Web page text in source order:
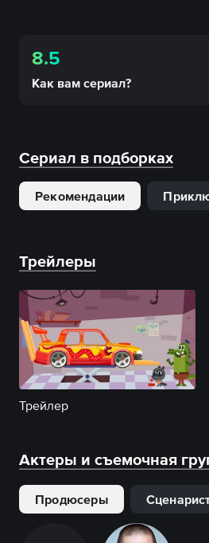
8.5
Как вам сериал?
Сериал в подборках
Рекомендации
Трейлеры
Трейлер
Актеры и съемочная
Продюсеры